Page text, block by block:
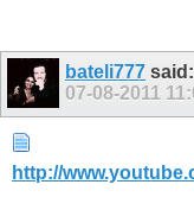
bateli777 said:
07-08-2011
http://